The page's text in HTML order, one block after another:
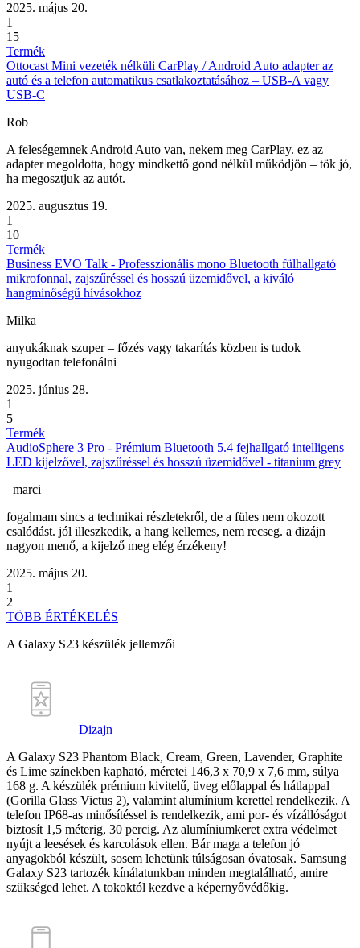
2025. május 20.
1
15
Termék
Ottocast Mini vezeték nélküli CarPlay / Android Auto adapter az
autó és a telefon automatikus csatlakoztatásához – USB-A vagy
USB-C
Rob
A feleségemnek Android Auto van, nekem meg CarPlay. ez az
adapter megoldotta, hogy mindkettő gond nélkül működjön – tök jó,
ha megosztjuk az autót.
2025. augusztus 19.
1
10
Termék
Business EVO Talk - Professzionális mono Bluetooth fülhallgató
mikrofonnal, zajszűréssel és hosszú üzemidővel, a kiváló
hangminőségű hívásokhoz
Milka
anyukáknak szuper – főzés vagy takarítás közben is tudok
nyugodtan telefonálni
2025. június 28.
1
5
Termék
AudioSphere 3 Pro - Prémium Bluetooth 5.4 fejhallgató intelligens
LED kijelzővel, zajszűréssel és hosszú üzemidővel - titanium grey
_marci_
fogalmam sincs a technikai részletekről, de a füles nem okozott
csalódást. jól illeszkedik, a hang kellemes, nem recseg. a dizájn
nagyon menő, a kijelző meg elég érzékeny!
2025. május 20.
1
2
TÖBB ÉRTÉKELÉS
A Galaxy S23 készülék jellemzői
Dizajn
A Galaxy S23 Phantom Black, Cream, Green, Lavender, Graphite
és Lime színekben kapható, méretei 146,3 x 70,9 x 7,6 mm, súlya
168 g. A készülék prémium kivitelű, üveg előlappal és hátlappal
(Gorilla Glass Victus 2), valamint alumínium kerettel rendelkezik. A
telefon IP68-as minősítéssel is rendelkezik, ami por- és vízállóságot
biztosít 1,5 méterig, 30 percig. Az alumíniumkeret extra védelmet
nyújt a leesések és karcolások ellen. Bár maga a telefon jó
anyagokból készült, sosem lehetünk túlságosan óvatosak. Samsung
Galaxy S23 tartozék kínálatunkban minden megtalálható, amire
szükséged lehet. A tokoktól kezdve a képernyővédőkig.